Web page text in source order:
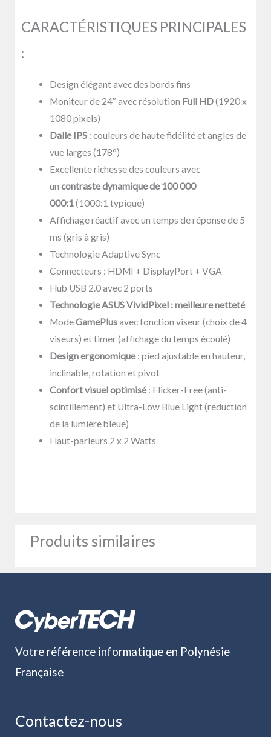
CARACTÉRISTIQUES PRINCIPALES
:
Design élégant avec des bords fins
Moniteur de 24″ avec résolution Full HD(1920 x
1080 pixels)
Dalle IPS : couleurs de haute fidélité et angles de
vue larges (178°)
Excellente richesse des couleurs avec
un contraste dynamique de 100 000
000:1(1000:1 typique)
Affichage réactif avec un temps de réponse de 5
ms (gris à gris)
Technologie Adaptive Sync
Connecteurs : HDMI + DisplayPort + VGA
Hub USB 2.0 avec 2 ports
Technologie ASUS VividPixel : meilleure netteté
ModeGamePlusavec fonction viseur (choix de 4
viseurs) et timer (affichage du temps écoulé)
Design ergonomique: pied ajustable en hauteur,
inclinable, rotation et pivot
Confort visuel optimisé: Flicker-Free (anti-
scintillement) et Ultra-Low Blue Light (réduction
de la lumière bleue)
Haut-parleurs 2 x 2 Watts
Produits similaires
Votre référence informatique en Polynésie
Française
Contactez-nous